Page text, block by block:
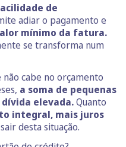
de
adiar o pagamento e
mínimo da fatura.
se transforma num
cabe no orçamento
a soma de pequenas
elevada.Quanto
integral, mais juros
desta situação.